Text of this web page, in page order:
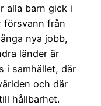
alla barn gick i
försvann från
nya jobb,
länder är
i samhället, där
och där
hållbarhet.